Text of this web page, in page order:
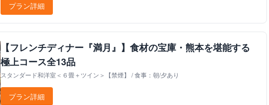
プラン詳細
【フレンチディナー『満月』】食材の宝庫・熊本を堪能する
極上コース全13品
スタンダード和洋室＜６畳＋ツイン＞【禁煙】 / 食事：朝/夕あり
プラン詳細